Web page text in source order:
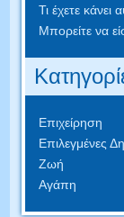
Τι έχετε
Μπορείτε να
Επιχείρηση
Επιλεγμένες
Ζωή
Αγάπη